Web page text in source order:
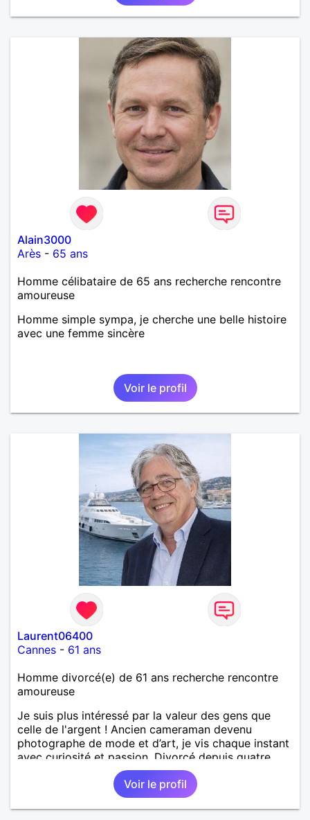
Alain3000
Arès - 65 ans
Homme célibataire de 65 ans recherche rencontre
amoureuse
Homme simple sympa, je cherche une belle histoire
avec une femme sincère
Voir le profil
Laurent06400
Cannes - 61 ans
Homme divorcé(e) de 61 ans recherche rencontre
amoureuse
Je suis plus intéressé par la valeur des gens que
celle de l'argent ! Ancien cameraman devenu
photographe de mode et d’art, je vis chaque instant
avec curiosité et passion. Divorcé depuis quatre
ans, je cherche une jolie femme élégante, min et
ouverte d’esprit avec qui partager des moments de
vie qui ont du sens : concerts, voyages, théâtre,
balades… Je pratique le golf, le tennis, la marche et
Voir le profil